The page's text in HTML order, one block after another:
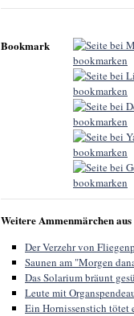
Bookmark
Weitere Ammenmärchen
Der Verzehr von
Saunen am "Morgen
Das Solarium bräunt
Leute mit
Ein Hornissenstich tötet